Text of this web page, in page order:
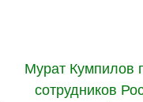
Мурат Кумпилов
сотрудников